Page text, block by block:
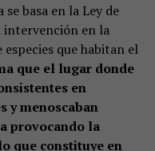
basa en la Ley de
en la
que habitan el
que el lugar donde
en
y menoscaban
provocando la
que constituye en